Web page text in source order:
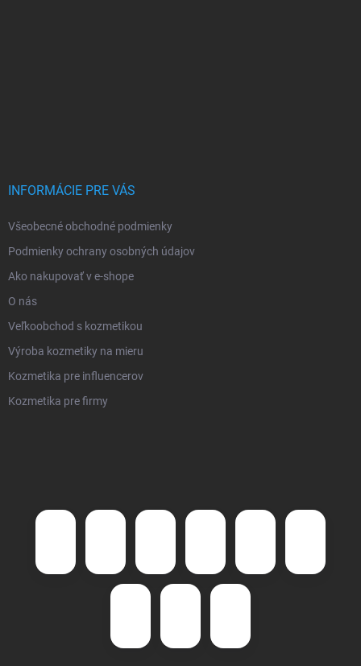
INFORMÁCIE PRE VÁS
Všeobecné obchodné podmienky
Podmienky ochrany osobných údajov
Ako nakupovať v e-shope
O nás
Veľkoobchod s kozmetikou
Výroba kozmetiky na mieru
Kozmetika pre influencerov
Kozmetika pre firmy